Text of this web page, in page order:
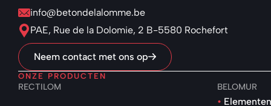
info@betondelalomme.be
PAE, Rue de la Dolomie, 2 B-5580 Rochefort
Neem contact met ons op
ONZE PRODUCTEN
RECTILOM BELOMUR